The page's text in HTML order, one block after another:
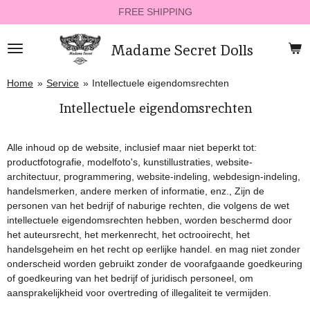
direct
naar
de
Madame Secret Dolls
FREE SHIPPING
Home » Service » Intellectuele eigendomsrechten
Intellectuele eigendomsrechten
Alle inhoud op de website, inclusief maar niet beperkt tot:
productfotografie, modelfoto's, kunstillustraties, website-
architectuur, programmering, website-indeling, webdesign-indeling,
handelsmerken, andere merken of informatie, enz., Zijn de
personen van het bedrijf of naburige rechten, die volgens de wet
intellectuele eigendomsrechten hebben, worden beschermd door
het auteursrecht, het merkenrecht, het octrooirecht, het
handelsgeheim en het recht op eerlijke handel. en mag niet zonder
onderscheid worden gebruikt zonder de voorafgaande goedkeuring
of goedkeuring van het bedrijf of juridisch personeel, om
aansprakelijkheid voor overtreding of illegaliteit te vermijden.